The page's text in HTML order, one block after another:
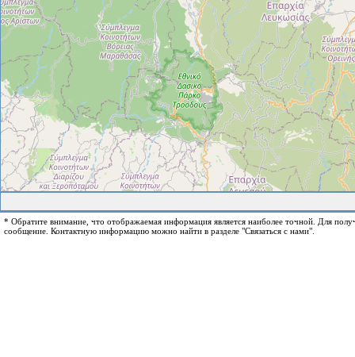
* Обратите внимание, что отображаемая информация является наиболее точной. Для
сообщение. Контактную информацию можно найти в разделе "Связаться с нами".